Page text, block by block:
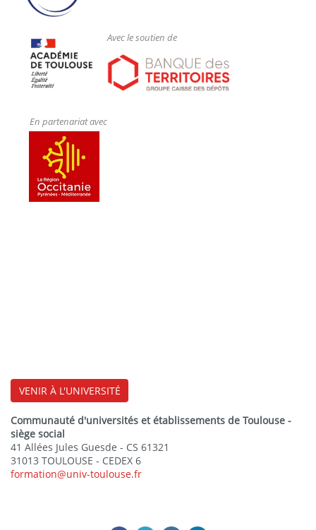
Avec le soutien de
En partenariat avec
VENIR À L'UNIVERSITÉ
Communauté d'universités et établissements de Toulouse -
siège social
41 Allées Jules Guesde - CS 61321
31013 TOULOUSE - CEDEX 6
formation@univ-toulouse.fr